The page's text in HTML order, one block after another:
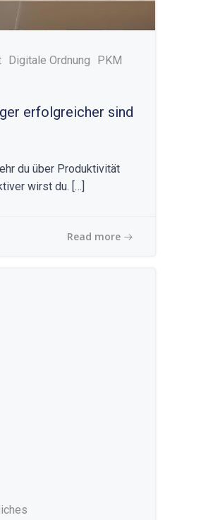
Digitale Ordnung
PKM
erfolgreicher sind
du über Produktivität
wirst du. […]
Read more